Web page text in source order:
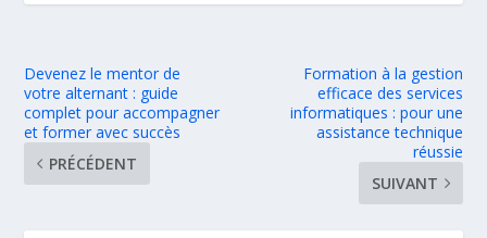
Devenez le mentor de
votre alternant : guide
complet pour accompagner
et former avec succès
PRÉCÉDENT
Formation à la gestion
efficace des services
informatiques : pour une
assistance technique
réussie
SUIVANT